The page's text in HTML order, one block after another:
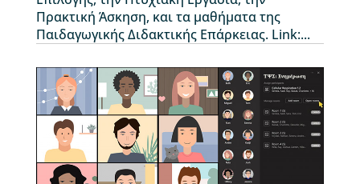
Πρακτική Άσκηση, και τα μαθήματα της
Παιδαγωγικής Διδακτικής Επάρκειας. Link:...